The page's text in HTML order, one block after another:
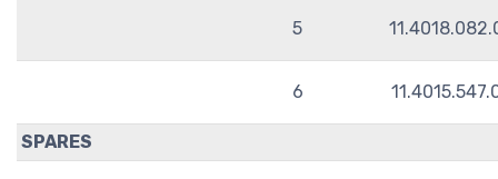
5
6
SPARES